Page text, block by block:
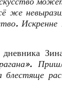
же
блестяще